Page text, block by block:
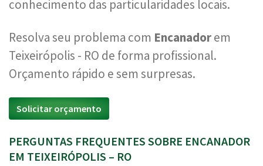
conhecimento das particularidades locais.
Resolva seu problema com Encanadorem
Teixeirópolis - RO de forma profissional.
Orçamento rápido e sem surpresas.
Solicitar orçamento
PERGUNTAS FREQUENTES SOBRE ENCANADOR
EM TEIXEIRÓPOLIS – RO